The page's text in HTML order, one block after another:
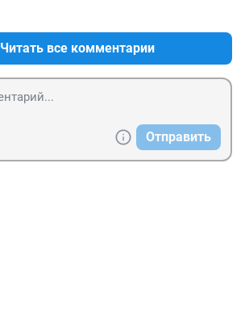
Читать все комментарии
Отправить